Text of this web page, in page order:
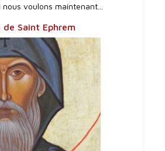
nous voulons maintenant...
Saint Ephrem